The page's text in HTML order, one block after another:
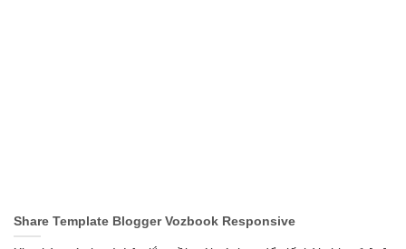
Share Template Blogger Vozbook Responsive